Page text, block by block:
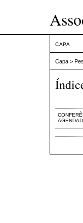
CAPA
Capa >